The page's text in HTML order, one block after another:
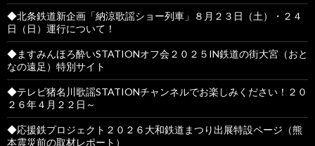
◆北条鉄道新企画「納涼歌謡ショー列車」８月２３日（土）・２４
日（日）運行について！
◆ますみんほろ酔いSTATIONオフ会２０２５IN鉄道の街大宮（おと
なの遠足）特別サイト
◆テレビ猪名川歌謡STATIONチャンネルでお楽しみください！２０
２６年４月２２日～
◆応援鉄プロジェクト２０２６大和鉄道まつり出展特設ページ（熊
本震災前の取材レポート）